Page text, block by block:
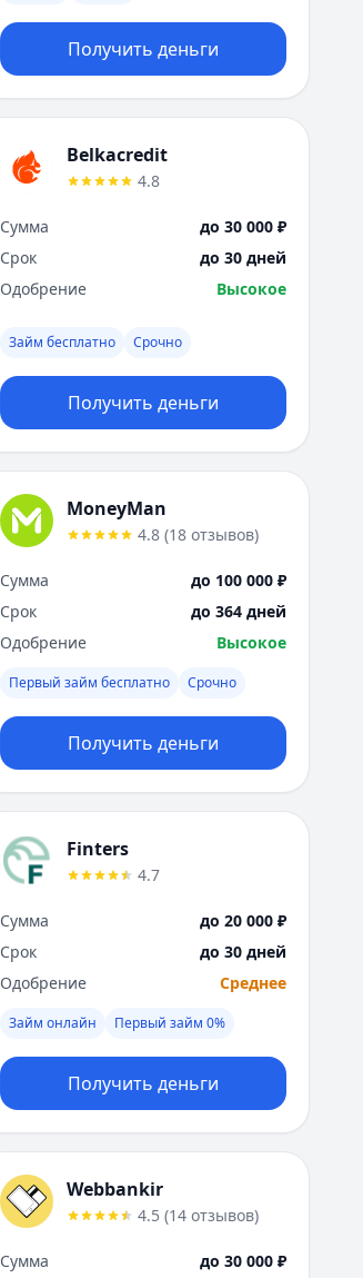
Получить деньги
Belkacredit
4.8
Сумма
до 30 000 ₽
Срок
до 30 дней
Одобрение
Высокое
Займ бесплатно Срочно
Получить деньги
MoneyMan
4.8 (18 отзывов)
Сумма
до 100 000 ₽
Срок
до 364 дней
Одобрение
Высокое
Первый займ бесплатно Срочно
Получить деньги
Finters
4.7
Сумма
до 20 000 ₽
Срок
до 30 дней
Одобрение
Среднее
Займ онлайн Первый займ 0%
Получить деньги
Webbankir
4.5 (14 отзывов)
Сумма до 30 000 ₽